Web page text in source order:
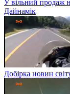
У вільний продаж
Дайнамік
Добірка новин